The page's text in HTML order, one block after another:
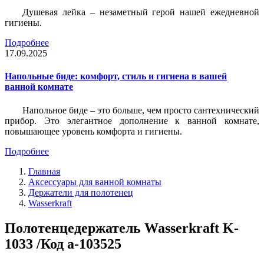
Душевая лейка – незаметный герой нашей ежедневной
гигиены.
Подробнее
17.09.2025
Напольные биде: комфорт, стиль и гигиена в вашей
ванной комнате
Напольное биде – это больше, чем просто сантехнический
прибор. Это элегантное дополнение к ванной комнате,
повышающее уровень комфорта и гигиены.
Подробнее
Главная
Аксессуары для ванной комнаты
Держатели для полотенец
Wasserkraft
Полотенцедержатель Wasserkraft K-
1033 /Код a-103525